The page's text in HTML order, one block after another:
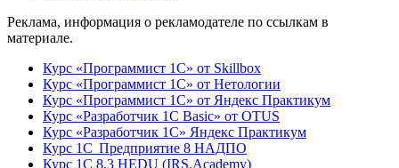
Реклама, информация о рекламодателе по ссылкам в
материале.
Курс «Программист 1С» от Skillbox
Курс «Программист 1С» от Нетологии
Курс «Программист 1С» от Яндекс Практикум
Курс «Разработчик 1С Basic» от OTUS
Курс «Разработчик 1С» Яндекс Практикум
Курс 1С Предприятие 8 НАДПО
Курс 1С 8.3 HEDU (IRS.Academy)